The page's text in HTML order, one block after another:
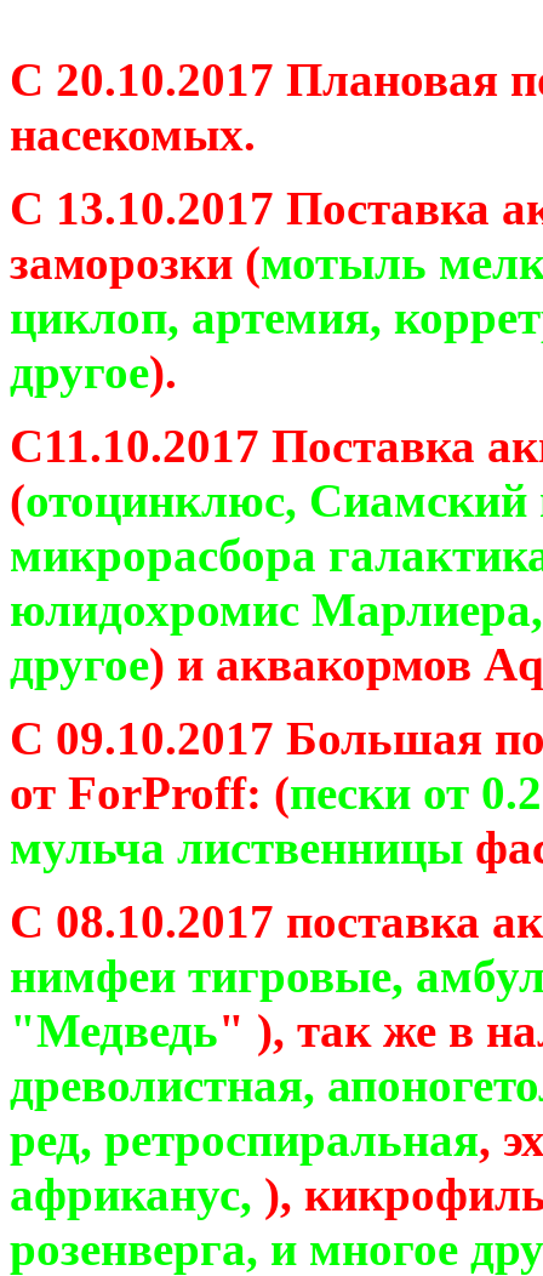
С 20.10.2017 Плановая
насекомых.
С 13.10.2017 Поставка
заморозки (мотыль
циклоп, артемия,
другое).
С11.10.2017 Поставка
(отоцинклюс, Сиамский
микрорасбора
юлидохромис
другое) и аквакормов
С 09.10.2017 Большая
от ForProff: (пески от
мульча лиственницы
С 08.10.2017 поставка
нимфеи тигровые,
"Медведь" ), так же в
древолистная,
ред, ретроспиральная,
африканус, ),
розенверга, и многое